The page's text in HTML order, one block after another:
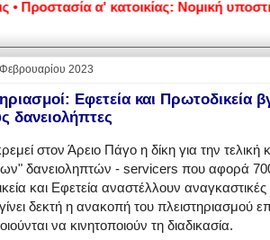
α' κατοικίας: Νομική
2023
Εφετεία και Πρωτοδικεία
δανειολήπτες
στον Άρειο Πάγο η δίκη για την τελική
δανειοληπτών - servicers που αφορά
και Εφετεία αναστέλλουν
δεκτή η ανακοπή του πλειστηριασμού
να κινητοποιούν τη διαδικασία.